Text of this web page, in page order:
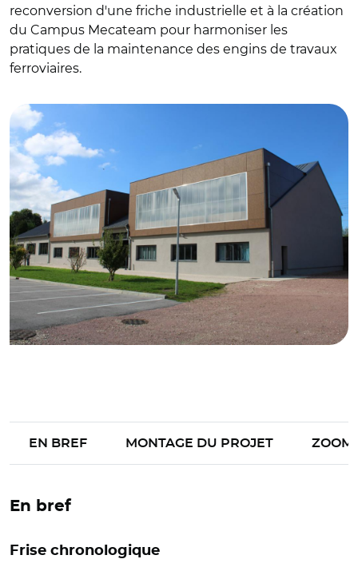
reconversion d'une friche industrielle et à la création
du Campus Mecateam pour harmoniser les
pratiques de la maintenance des engins de travaux
ferroviaires.
EN BREF MONTAGE DU PROJET ZOOM
En bref
Frise chronologique